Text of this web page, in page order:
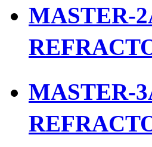
MASTER-
MASTER-